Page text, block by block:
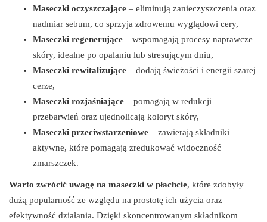
Maseczki oczyszczające – eliminują zanieczyszczenia oraz
nadmiar sebum, co sprzyja zdrowemu wyglądowi cery,
Maseczki regenerujące – wspomagają procesy naprawcze
skóry, idealne po opalaniu lub stresującym dniu,
Maseczki rewitalizujące – dodają świeżości i energii szarej
cerze,
Maseczki rozjaśniające – pomagają w redukcji
przebarwień oraz ujednolicają koloryt skóry,
Maseczki przeciwstarzeniowe – zawierają składniki
aktywne, które pomagają zredukować widoczność
zmarszczek.
Warto zwrócić uwagę na maseczki w płachcie, które zdobyły
dużą popularność ze względu na prostotę ich użycia oraz
efektywność działania. Dzięki skoncentrowanym składnikom